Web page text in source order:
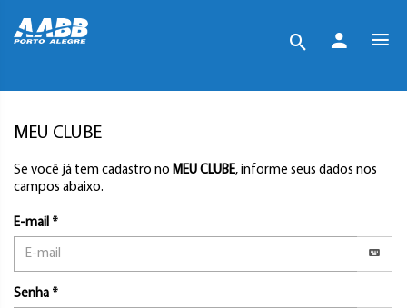
MEU CLUBE
Se você já tem cadastro no MEU CLUBE, informe seus dados nos
campos abaixo.
E-mail *
Senha *